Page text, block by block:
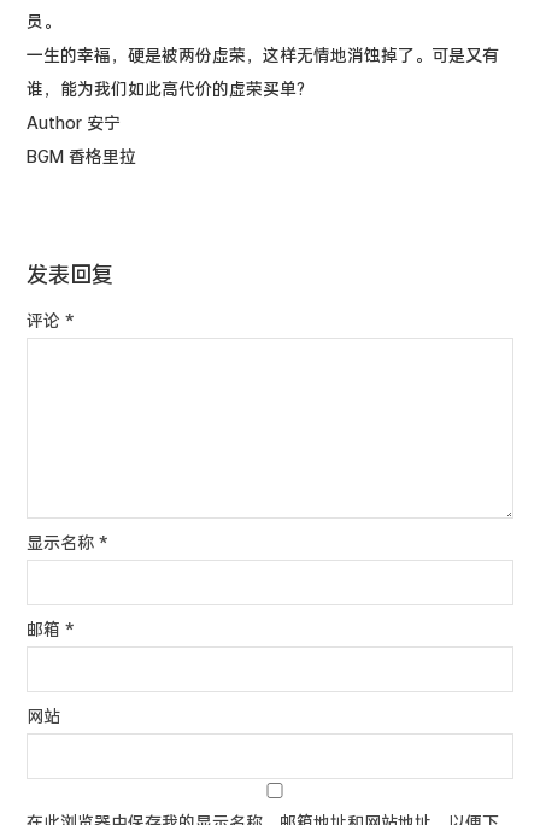
员。
一生的幸福，硬是被两份虚荣，这样无情地消蚀掉了。可是又有
谁，能为我们如此高代价的虚荣买单?
Author 安宁
BGM 香格里拉
发表回复
评论*
显示名称*
邮箱*
网站